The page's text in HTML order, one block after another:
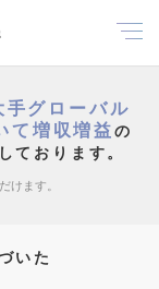
手グローバル
て増収増益の
ております。
けます。
いた